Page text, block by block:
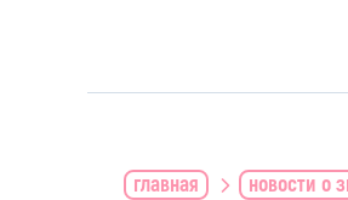
главная новости о